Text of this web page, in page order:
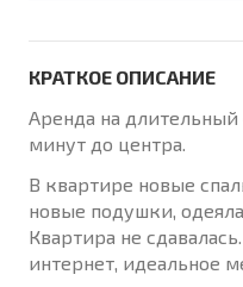
КРАТКОЕ ОПИСАНИЕ
Аренда на
минут до центра.
В квартире новые
новые подушки,
Квартира не
интернет, идеальное